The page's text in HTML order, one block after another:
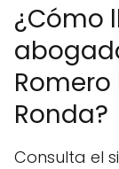
¿Cómo
Ronda?
Consulta el